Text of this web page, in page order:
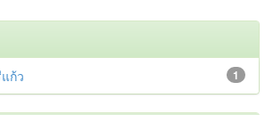
1
ก้ว